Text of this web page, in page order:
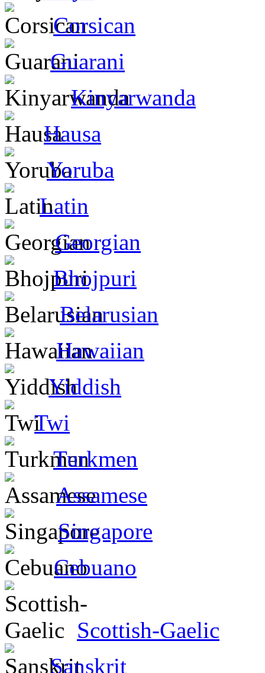
Corsican
Guarani
Kinyarwanda
Hausa
Yoruba
Latin
Georgian
Bhojpuri
Belarusian
Hawaiian
Yiddish
Twi
Turkmen
Assamese
Singapore
Cebuano
Scottish-Gaelic
Sanskrit